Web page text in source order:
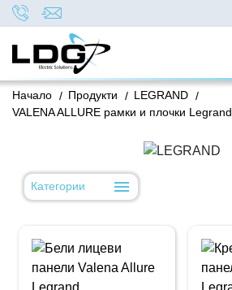
/
Начало /
Продукти /
LEGRAND
VALENA ALLURE рамки и плочки Legrand
Категории